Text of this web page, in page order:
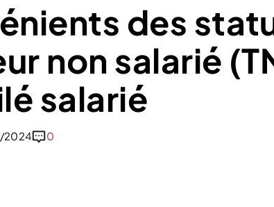
des
non salarié
salarié
2024 0